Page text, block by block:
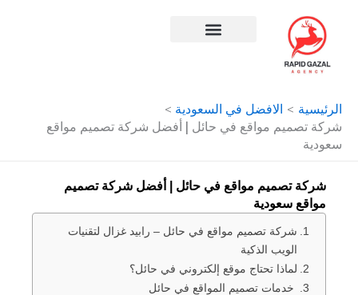
الرئيسية
الافضل في السعودية
شركة تصميم مواقع في حائل | أفضل شركة تصميم مواقع
سعودية
شركة تصميم مواقع في حائل | أفضل شركة تصميم
مواقع سعودية
شركة تصميم مواقع في حائل – رابيد غزال لتقنيات
الويب الذكية
لماذا تحتاج موقع إلكتروني في حائل؟
خدمات تصميم المواقع في حائل